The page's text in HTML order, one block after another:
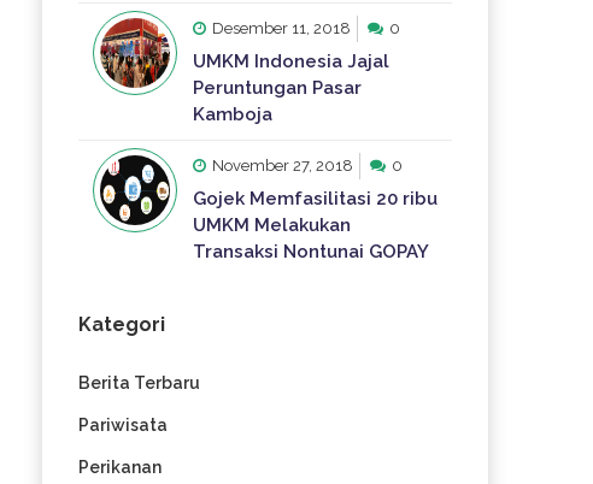
Desember 11, 2018 0
UMKM Indonesia Jajal
Peruntungan Pasar
Kamboja
November 27, 2018 0
Gojek Memfasilitasi 20 ribu
UMKM Melakukan
Transaksi Nontunai GOPAY
Kategori
Berita Terbaru
Pariwisata
Perikanan